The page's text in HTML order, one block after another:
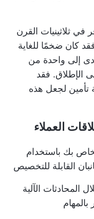
في ثلاثينيات القرن
كان ضخمًا للغاية
إلى واحدة من
الإطلاق. فقد
تأمين لجعل هذه
العملاء
بك باستخدام
القابلة للتخصيص
المحادثات الآلية
بالمهام